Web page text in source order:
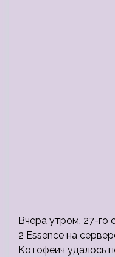
Вчера утром, 27-го
2 Essence на
Котофеич удалось